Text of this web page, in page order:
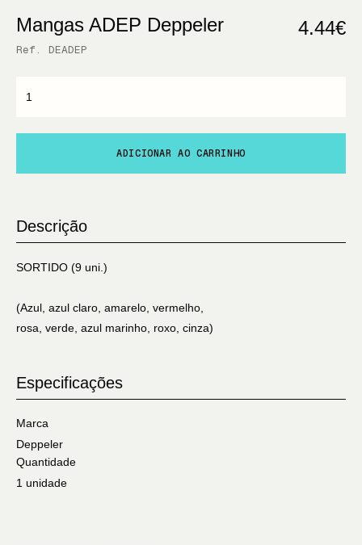
Mangas ADEP Deppeler 4.44€
Ref. DEADEP
ADICIONAR AO CARRINHO
Descrição
SORTIDO (9 uni.)
(Azul, azul claro, amarelo, vermelho,
rosa, verde, azul marinho, roxo, cinza)
Especificações
Marca
Deppeler
Quantidade
1 unidade